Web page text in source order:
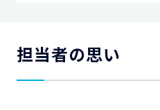
担当者の思い